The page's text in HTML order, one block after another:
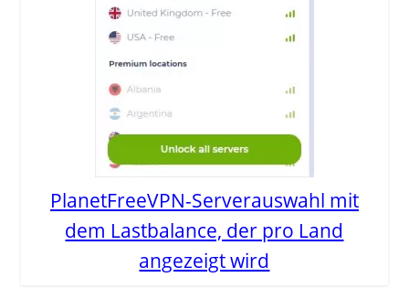
PlanetFreeVPN-Serverauswahl mit
dem Lastbalance, der pro Land
angezeigt wird